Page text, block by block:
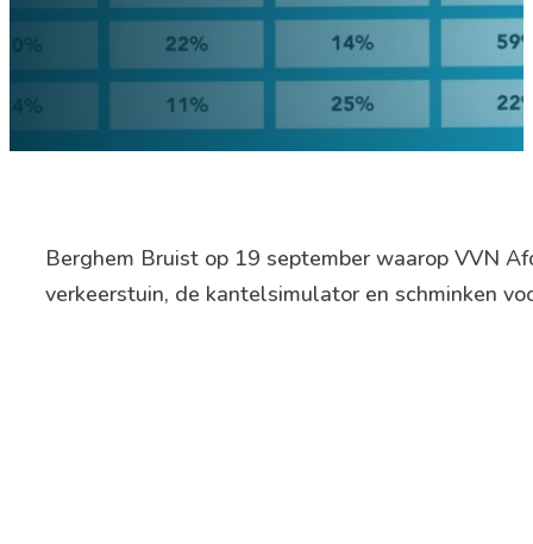
Berghem Bruist op 19 september waarop VVN
verkeerstuin, de kantelsimulator en schminken